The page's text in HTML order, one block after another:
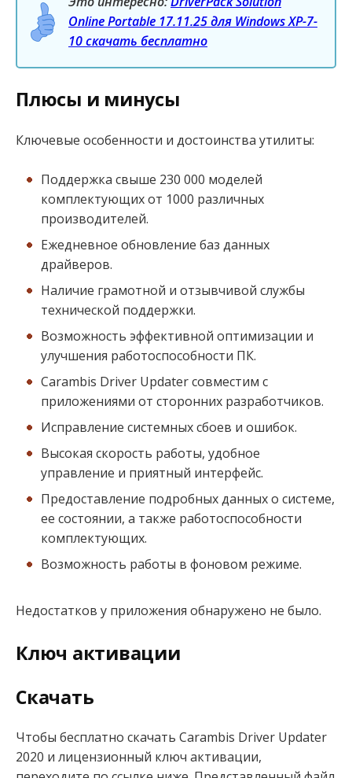
Online Portable 17.11.25 для Windows XP-7-
10 скачать бесплатно
Плюсы и минусы
Ключевые особенности и достоинства утилиты:
Поддержка свыше 230 000 моделей
комплектующих от 1000 различных
производителей.
Ежедневное обновление баз данных
драйверов.
Наличие грамотной и отзывчивой службы
технической поддержки.
Возможность эффективной оптимизации и
улучшения работоспособности ПК.
Carambis Driver Updater совместим с
приложениями от сторонних разработчиков.
Исправление системных сбоев и ошибок.
Высокая скорость работы, удобное
управление и приятный интерфейс.
Предоставление подробных данных о системе,
ее состоянии, а также работоспособности
комплектующих.
Возможность работы в фоновом режиме.
Недостатков у приложения обнаружено не было.
Ключ активации
Скачать
Чтобы бесплатно скачать Carambis Driver Updater
2020 и лицензионный ключ активации,